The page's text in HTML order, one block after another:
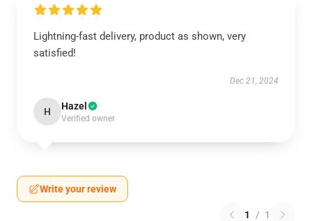
Lightning-fast delivery, product as shown, very
satisfied!
Dec 21, 2024
H Hazel
Verified owner
Write your review
1 / 1